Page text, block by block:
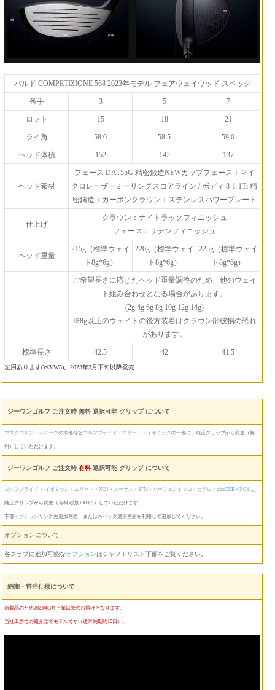
バルド COMPETIZIONE 568 2023年モデル フェアウェイウッド スペック
番手 3 5 7
ロフト 15 18 21
ライ角 58.0 58.5 59.0
ヘッド体積 152 142 137
ヘッド素材
フェース DAT55G 精密鍛造NEWカップフェース＋マイ
クロレーザーミーリングスコアライン / ボディ 8-1-1Ti 精
密鋳造＋カーボンクラウン＋ステンレスパワープレート
仕上げ
クラウン：ナイトラックフィニッシュ
フェース：サテンフィニッシュ
ヘッド重量
215g（標準ウェイ
ト8g*6g）
220g（標準ウェイ
ト8g*6g）
225g（標準ウェイ
ト8g*6g）
ご希望長さに応じたヘッド重量調整のため、他のウェイ
ト組み合わせとなる場合があります。
(2g 4g 6g 8g 10g 12g 14g)
※8g以上のウェイトの後方装着はクラウン部破損の恐れ
があります。
標準長さ 42.5 42 41.5
左用あります(W3 W5)。2023年3月下旬以降発売
ジーワンゴルフ ご注文時 無料 選択可能 グリップ について
マスダゴルフ ・ ムジークの大部分と ゴルフプライド ・ エリート ・ イオミックの一部に、純正グリップから変更（無
料）していただけます。
ジーワンゴルフ ご注文時 有料 選択可能 グリップ について
ゴルフプライド ・ イオミック ・ エリート ・ NO1 ・ スーサス ・ STM ・ パーフェクトプロ ・ カデロ ・ plusCUE ・ NO1 に、
純正グリップから変更（有料 税別1000円）していただけます。
下部オプション リンク先追加画面、またはスペック選択画面を利用して追加してください。
オプションについて
各クラブに追加可能なオプションはシャフトリスト下部をご覧ください。
納期・特注仕様について
新製品のため2023年3月下旬以降のお届けとなります。
当社工房での組み立てモデルです（通常納期約10日）。